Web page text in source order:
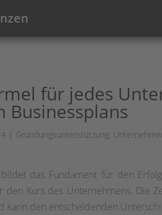
für jedes
Businessplans
| Gründungsunterstützung,
das Fundament für den
den Kurs des Unternehmens. Die
kann den entscheidenden